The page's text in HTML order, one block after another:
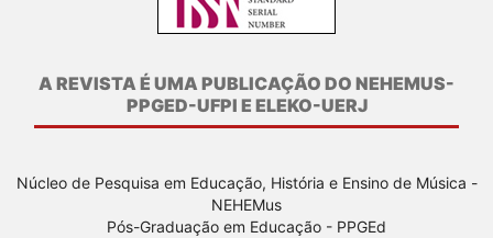
A REVISTA É UMA PUBLICAÇÃO DO NEHEMUS-
PPGED-UFPI E ELEKO-UERJ
Núcleo de Pesquisa em Educação, História e Ensino de Música -
NEHEMus
Pós-Graduação em Educação - PPGEd